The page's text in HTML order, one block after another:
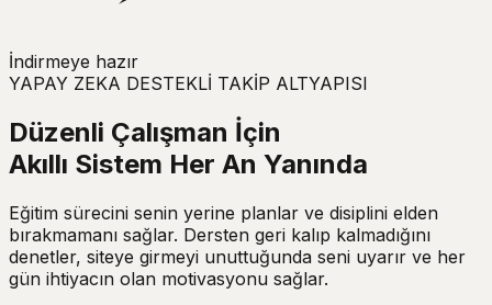
İndirmeye hazır
YAPAY ZEKA DESTEKLİ TAKİP ALTYAPISI
Düzenli Çalışman İçin
Akıllı Sistem Her An Yanında
Eğitim sürecini senin yerine planlar ve disiplini elden
bırakmamanı sağlar. Dersten geri kalıp kalmadığını
denetler, siteye girmeyi unuttuğunda seni uyarır ve her
gün ihtiyacın olan motivasyonu sağlar.